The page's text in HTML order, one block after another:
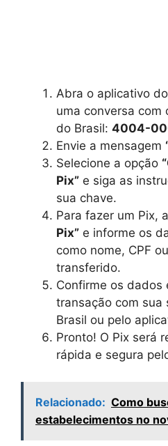
Abra o aplicativo
uma conversa com
do Brasil: 4004-
Envie a mensagem
Selecione a opção
Pix” e siga as
sua chave.
Para fazer um Pix,
Pix” e informe os
como nome, CPF
transferido.
Confirme os dados
transação com sua
Brasil ou pelo
Pronto! O Pix será
rápida e segura
Relacionado: Como
estabelecimentos no